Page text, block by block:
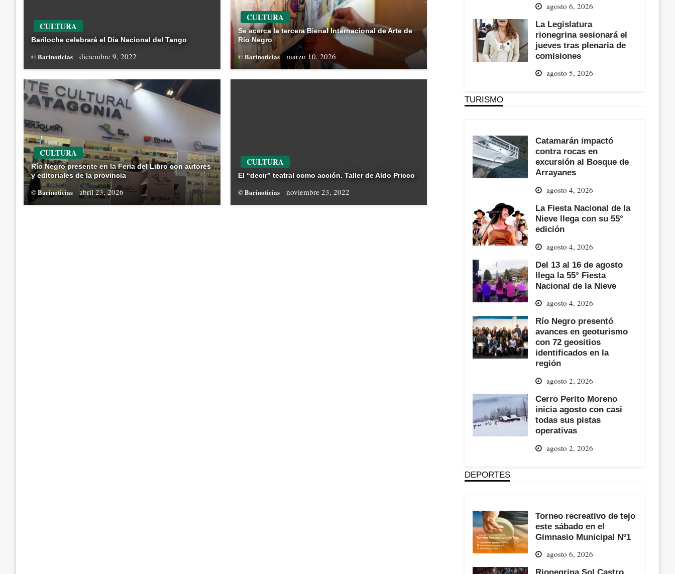
CULTURA
Bariloche celebrará el Día Nacional del Tango
© Barinoticias diciembre 9, 2022
CULTURA
Se acerca la tercera Bienal Internacional de Arte de
Río Negro
© Barinoticias marzo 10, 2026
CULTURA
Río Negro presente en la Feria del Libro con autores
y editoriales de la provincia
© Barinoticias abril 23, 2026
CULTURA
El “decir” teatral como acción. Taller de Aldo Pricco
© Barinoticias noviembre 23, 2022
agosto 6, 2026
La Legislatura
rionegrina sesionará el
jueves tras plenaria de
comisiones
agosto 5, 2026
TURISMO
Catamarán impactó
contra rocas en
excursión al Bosque de
Arrayanes
agosto 4, 2026
La Fiesta Nacional de la
Nieve llega con su 55°
edición
agosto 4, 2026
Del 13 al 16 de agosto
llega la 55° Fiesta
Nacional de la Nieve
agosto 4, 2026
Río Negro presentó
avances en geoturismo
con 72 geositios
identificados en la
región
agosto 2, 2026
Cerro Perito Moreno
inicia agosto con casi
todas sus pistas
operativas
agosto 2, 2026
DEPORTES
Torneo recreativo de tejo
este sábado en el
Gimnasio Municipal Nº1
agosto 6, 2026
Rionegrina Sol Castro